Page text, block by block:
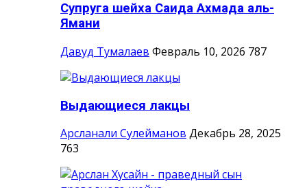
Супруга шейха Саида Ахмада аль-
Ямани
Давуд Тумалаев Февраль 10, 2026 787
Выдающиеся лакцы
Арсланали Сулейманов Декабрь 28, 2025
763